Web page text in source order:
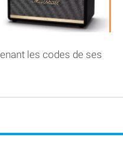
les codes de ses